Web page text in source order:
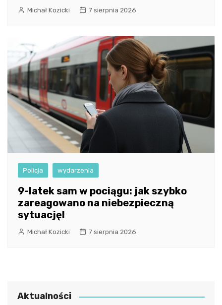
Michał Kozicki 7 sierpnia 2026
Policja wydarzenia
9-latek sam w pociągu: jak szybko
zareagowano na niebezpieczną
sytuację!
Michał Kozicki 7 sierpnia 2026
Aktualności